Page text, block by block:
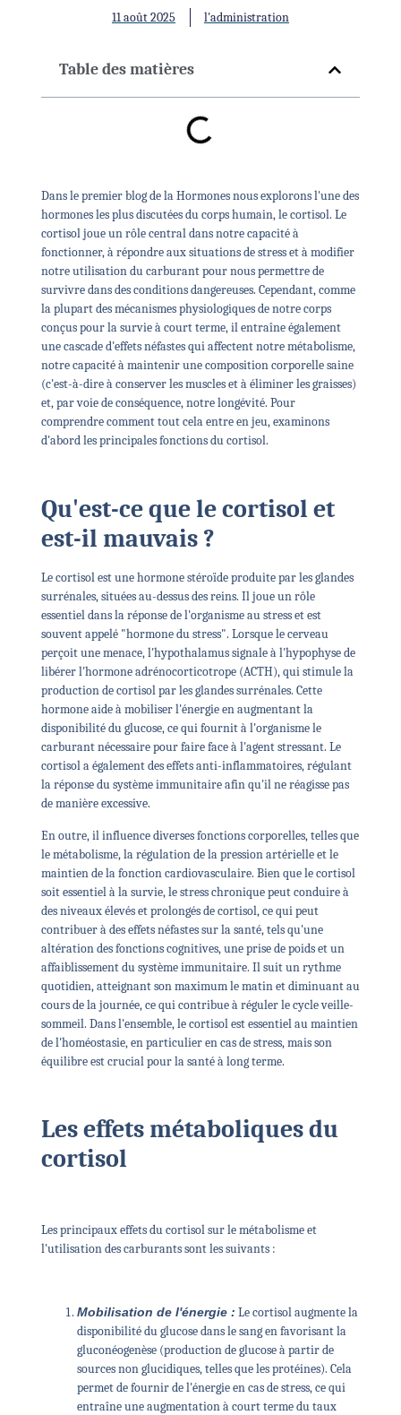
11 août 2025 l'administration
Dans le premier blog de laHormonesnous explorons l'une des
hormones les plus discutées du corps humain, le cortisol. Le
cortisol joue un rôle central dans notre capacité à
fonctionner, à répondre aux situations de stress et à modifier
notre utilisation du carburant pour nous permettre de
survivre dans des conditions dangereuses. Cependant, comme
la plupart des mécanismes physiologiques de notre corps
conçus pour la survie à court terme, il entraîne également
une cascade d'effets néfastes qui affectent notre métabolisme,
notre capacité à maintenir une composition corporelle saine
(c'est-à-dire à conserver les muscles et à éliminer les graisses)
et, par voie de conséquence, notre longévité. Pour
comprendre comment tout cela entre en jeu, examinons
d'abord les principales fonctions du cortisol.
Qu'est-ce que le cortisol et
est-il mauvais ?
Le cortisol est une hormone stéroïde produite par les glandes
surrénales, situées au-dessus des reins. Il joue un rôle
essentiel dans la réponse de l'organisme au stress et est
souvent appelé "hormone du stress". Lorsque le cerveau
perçoit une menace, l'hypothalamus signale à l'hypophyse de
libérer l'hormone adrénocorticotrope (ACTH), qui stimule la
production de cortisol par les glandes surrénales. Cette
hormone aide à mobiliser l'énergie en augmentant la
disponibilité du glucose, ce qui fournit à l'organisme le
carburant nécessaire pour faire face à l'agent stressant. Le
cortisol a également des effets anti-inflammatoires, régulant
la réponse du système immunitaire afin qu'il ne réagisse pas
de manière excessive.
En outre, il influence diverses fonctions corporelles, telles que
le métabolisme, la régulation de la pression artérielle et le
maintien de la fonction cardiovasculaire. Bien que le cortisol
soit essentiel à la survie, le stress chronique peut conduire à
des niveaux élevés et prolongés de cortisol, ce qui peut
contribuer à des effets néfastes sur la santé, tels qu'une
altération des fonctions cognitives, une prise de poids et un
affaiblissement du système immunitaire. Il suit un rythme
quotidien, atteignant son maximum le matin et diminuant au
cours de la journée, ce qui contribue à réguler le cycle veille-
sommeil. Dans l'ensemble, le cortisol est essentiel au maintien
de l'homéostasie, en particulier en cas de stress, mais son
équilibre est crucial pour la santé à long terme.
Les effets métaboliques du
cortisol
Les principaux effets du cortisol sur le métabolisme et
l'utilisation des carburants sont les suivants :
Mobilisation de l'énergie : Le cortisol augmente la
disponibilité du glucose dans le sang en favorisant la
gluconéogenèse (production de glucose à partir de
sources non glucidiques, telles que les protéines). Cela
permet de fournir de l'énergie en cas de stress, ce qui
entraîne une augmentation à court terme du taux
Table des matières